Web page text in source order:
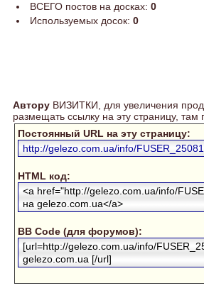
ВСЕГО постов на досках: 0
Используемых досок: 0
Автору ВИЗИТКИ, для увеличения
размещать ссылку на эту страницу, там
Постоянный URL на эту страницу:
http://gelezo.com.ua/info/
HTML код:
<a href="http://gelezo.com.ua/info/
на gelezo.com.ua</a>
BB Code (для форумов):
[url=http://gelezo.com.ua/info/
gelezo.com.ua [/url]